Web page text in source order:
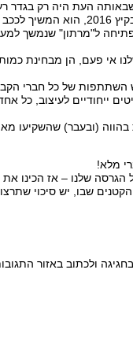
העת היה רק בגדר
להצלחה מסחררת בכל קנה מידה.
ל"מרתון" שנמשך
אי פעם, הן מבחינת
השתתפות של כל חברי
העיצוב שנדרשה עלתה על כל דמיון – מעל 100
בהווה (ובעבר) שהשקיעו
מלא!
שלנו – אז הכינו את
שבו, יש סיכוי
ולכתוב באזור